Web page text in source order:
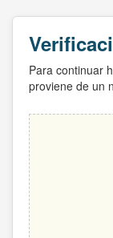
Para continuar
proviene de un